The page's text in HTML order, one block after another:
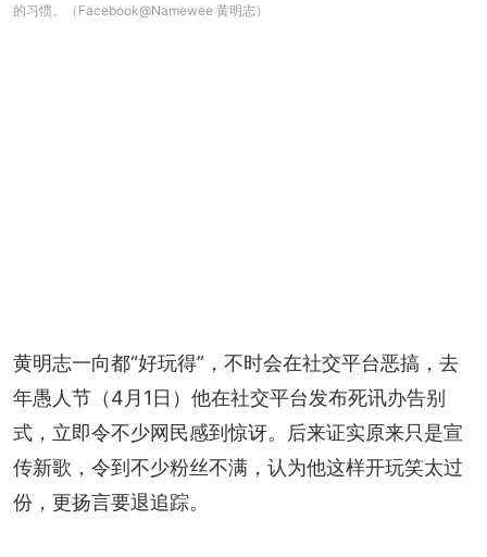
的习惯。（Facebook@Namewee 黄明志）
黄明志一向都“好玩得”，不时会在社交平台恶搞，去
年愚人节（4月1日）他在社交平台发布死讯办告别
式，立即令不少网民感到惊讶。后来证实原来只是宣
传新歌，令到不少粉丝不满，认为他这样开玩笑太过
份，更扬言要退追踪。